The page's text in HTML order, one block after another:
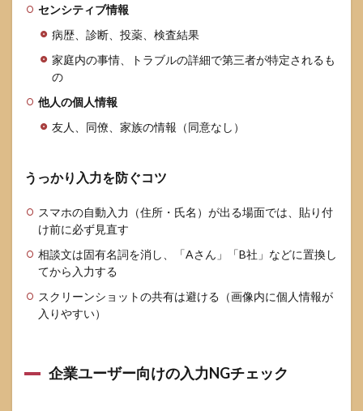
センシティブ情報
病歴、診断、投薬、検査結果
家庭内の事情、トラブルの詳細で第三者が特定されるも
の
他人の個人情報
友人、同僚、家族の情報（同意なし）
うっかり入力を防ぐコツ
スマホの自動入力（住所・氏名）が出る場面では、貼り付
け前に必ず見直す
相談文は固有名詞を消し、「Aさん」「B社」などに置換し
てから入力する
スクリーンショットの共有は避ける（画像内に個人情報が
入りやすい）
企業ユーザー向けの入力NGチェック